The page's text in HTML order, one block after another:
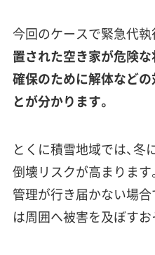
今回のケースで緊急代執
置された空き家が危険
確保のために解体など
とが分かります。
とくに積雪地域では、
倒壊リスクが高まりま
管理が行き届かない場合
は周囲へ被害を及ぼすお